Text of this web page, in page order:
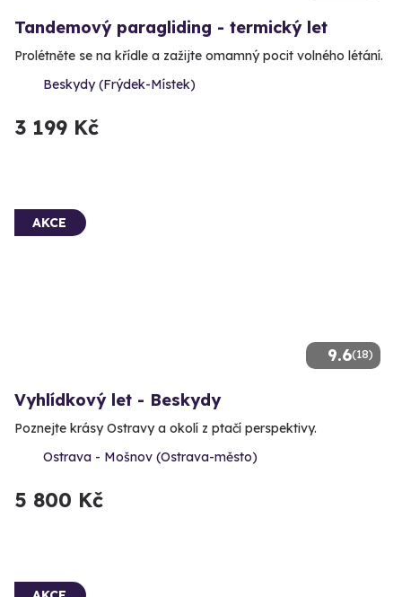
Tandemový paragliding - termický let
Prolétněte se na křídle a zažijte omamný pocit volného létání.
Beskydy (Frýdek-Místek)
3 199 Kč
9.6(18)
AKCE
Vyhlídkový let - Beskydy
Poznejte krásy Ostravy a okolí z ptačí perspektivy.
Ostrava - Mošnov (Ostrava-město)
5 800 Kč